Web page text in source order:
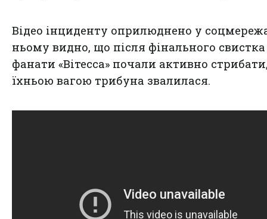
Відео інциденту оприлюднено у
ньому видно, що після фінального свистка
фанати «Вітесса» почали активно
їхньою вагою трибуна звалилася.